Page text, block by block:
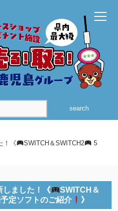
search
！《
SWITCH＆SWITCH2
5
しました！《
SWITCH＆
定ソフトのご紹介 》